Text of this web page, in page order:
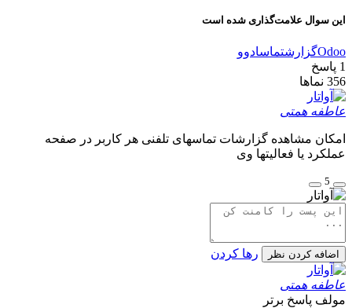
این سوال علامت‌گذاری شده است
Odooگزارشتماسادوو
1 پاسخ
356 نماها
عاطفه همتی
امکان مشاهده گزارشات تماسهای تلفنی هر کاربر در صفحه
عملکرد یا فعالیتها وی
5
اضافه کردن نظر رها کردن
عاطفه همتی
مولف پاسخ برتر